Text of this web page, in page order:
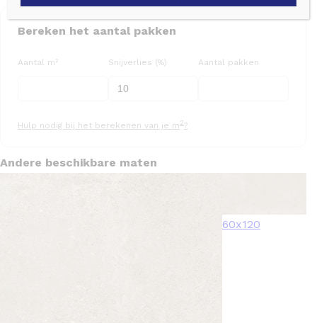
Bereken het aantal pakken
Aantal m² Snijverlies (%) Aantal pakken
Hulp nodig bij het berekenen van je m 2?
Andere beschikbare maten
60x120